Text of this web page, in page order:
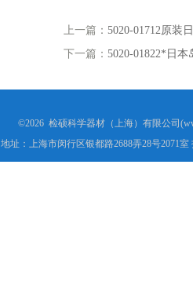
上一篇： 5020-01712原装
下一篇： 5020-01822*日
©2026 检硕科学器材（上海）有限公司
地址：上海市闵行区银都路2688弄28号2071室